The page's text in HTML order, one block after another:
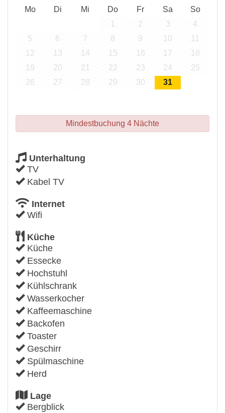
Mo
Di Mi Do Fr Sa
So
1
2 3
4
5
6 7 8 9 10
11
12
13 14 15 16 17
18
19
20 21 22 23 24
25
26
27 28 29 30 31
Mindestbuchung 4 Nächte
Unterhaltung
TV
Kabel TV
Internet
Wifi
Küche
Küche
Essecke
Hochstuhl
Kühlschrank
Wasserkocher
Kaffeemaschine
Backofen
Toaster
Geschirr
Spülmaschine
Herd
Lage
Bergblick